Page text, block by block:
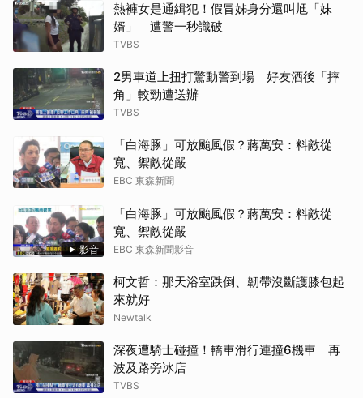
熱褲女是通緝犯！假冒姊身分還叫尪「妹
婿」 遭警一秒識破
TVBS
2男車道上扭打驚動警到場 好友酒後「摔
角」較勁遭送辦
TVBS
「白海豚」可放颱風假？蔣萬安：料敵從
寬、禦敵從嚴
EBC 東森新聞
影音
「白海豚」可放颱風假？蔣萬安：料敵從
寬、禦敵從嚴
EBC 東森新聞影音
柯文哲：那天浴室跌倒、韌帶沒斷護膝包起
來就好
Newtalk
深夜遭騎士碰撞！轎車滑行連撞6機車 再
波及路旁冰店
TVBS